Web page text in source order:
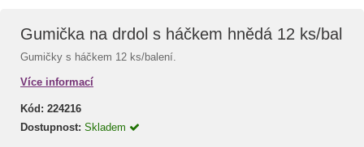
Gumička na drdol s háčkem hnědá 12 ks/bal
Gumičky s háčkem 12 ks/balení.
Více informací
Kód: 224216
Dostupnost: Skladem